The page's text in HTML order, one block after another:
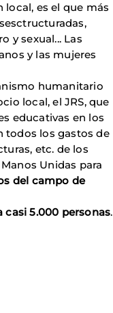
es el que más
y sexual... Las
y las mujeres
humanitario
local, el JRS, que
educativas en los
todos los gastos de
etc. de los
Unidas para
del campo de
5.000 personas.